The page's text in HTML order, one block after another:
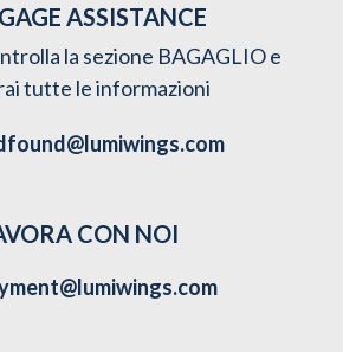
ASSISTANCE
la sezione BAGAGLIO e
tutte le informazioni
CON NOI